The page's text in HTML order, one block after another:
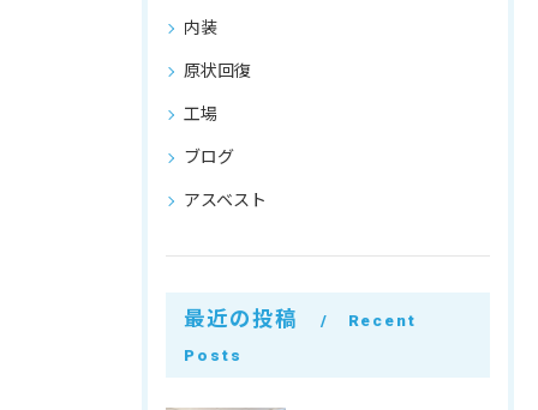
内装
原状回復
工場
ブログ
アスベスト
最近の投稿
Recent
Posts